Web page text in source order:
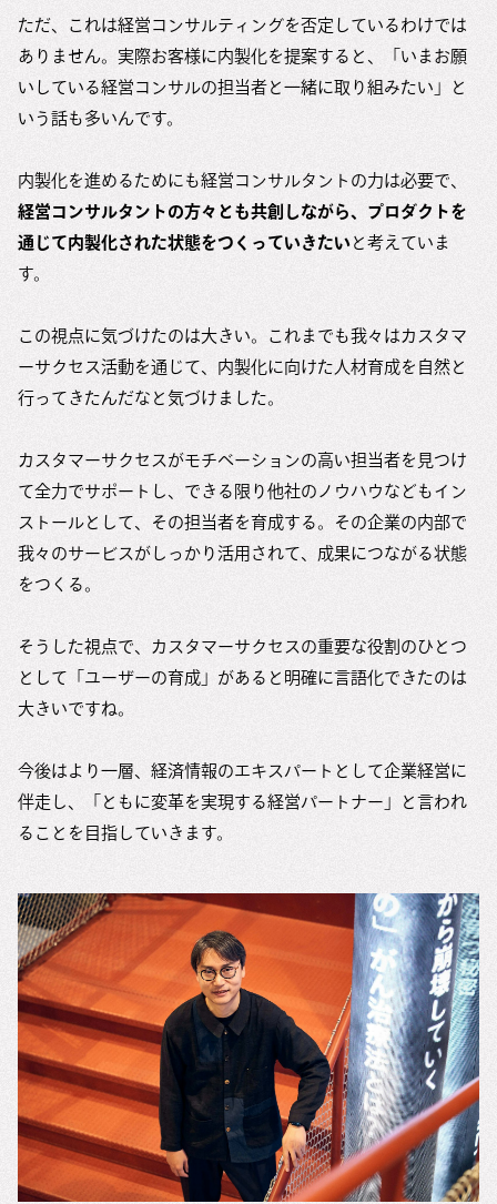
ただ、これは経営コンサルティングを否定しているわけでは
ありません。実際お客様に内製化を提案すると、「いまお願
いしている経営コンサルの担当者と一緒に取り組みたい」と
いう話も多いんです。
内製化を進めるためにも経営コンサルタントの力は必要で、
経営コンサルタントの方々とも共創しながら、プロダクトを
通じて内製化された状態をつくっていきたいと考えていま
す。
この視点に気づけたのは大きい。これまでも我々はカスタマ
ーサクセス活動を通じて、内製化に向けた人材育成を自然と
行ってきたんだなと気づけました。
カスタマーサクセスがモチベーションの高い担当者を見つけ
て全力でサポートし、できる限り他社のノウハウなどもイン
ストールとして、その担当者を育成する。その企業の内部で
我々のサービスがしっかり活用されて、成果につながる状態
をつくる。
そうした視点で、カスタマーサクセスの重要な役割のひとつ
として「ユーザーの育成」があると明確に言語化できたのは
大きいですね。
今後はより一層、経済情報のエキスパートとして企業経営に
伴走し、「ともに変革を実現する経営パートナー」と言われ
ることを目指していきます。